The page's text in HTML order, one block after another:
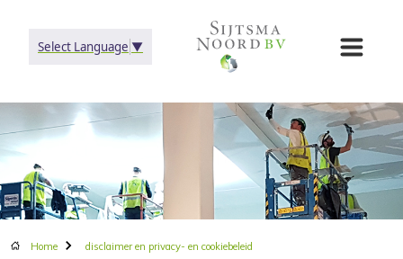
Select Language ▼
Home disclaimer en privacy- en cookiebeleid